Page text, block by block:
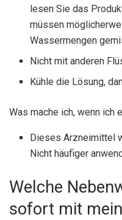
lesen Sie das
müssen
Wassermengen
Nicht mit anderen
Kühle die Lösung,
Was mache ich, wenn ich
Dieses Arzneimittel
Nicht häufiger
Welche
sofort mit